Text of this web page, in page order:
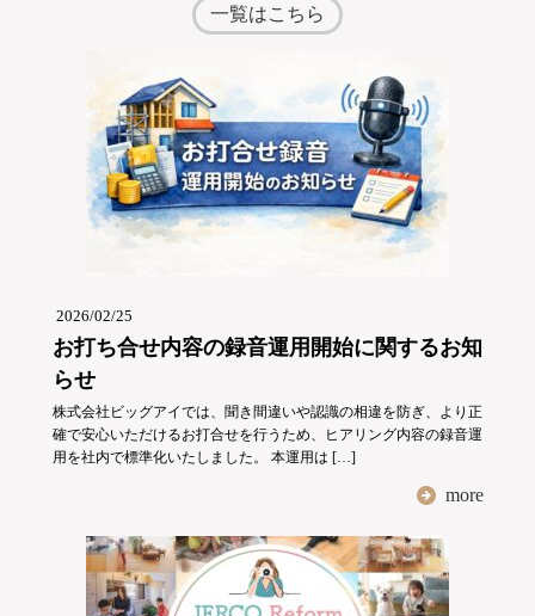
一覧はこちら
2026/02/25
お打ち合せ内容の録音運用開始に関するお知
らせ
株式会社ビッグアイでは、聞き間違いや認識の相違を防ぎ、より正
確で安心いただけるお打合せを行うため、ヒアリング内容の録音運
用を社内で標準化いたしました。 本運用は […]
more